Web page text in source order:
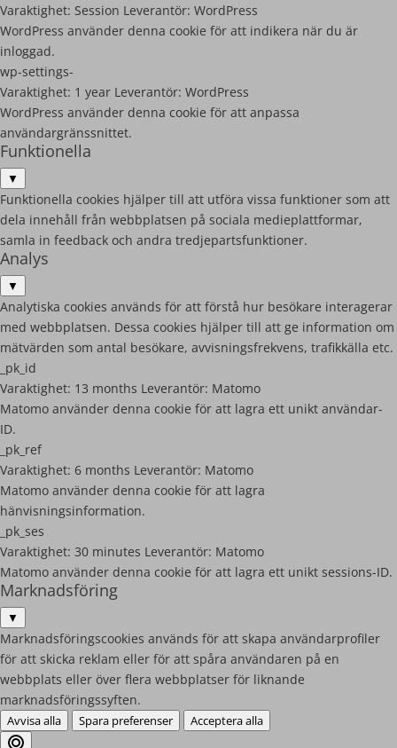
Varaktighet: Session Leverantör: WordPress
WordPress använder denna cookie för att indikera när du är
inloggad.
wp-settings-
Varaktighet: 1 year Leverantör: WordPress
WordPress använder denna cookie för att anpassa
användargränssnittet.
Funktionella
▼
Funktionella cookies hjälper till att utföra vissa funktioner som att
dela innehåll från webbplatsen på sociala medieplattformar,
samla in feedback och andra tredjepartsfunktioner.
Analys
▼
Analytiska cookies används för att förstå hur besökare interagerar
med webbplatsen. Dessa cookies hjälper till att ge information om
mätvärden som antal besökare, avvisningsfrekvens, trafikkälla etc.
_pk_id
Varaktighet: 13 months Leverantör: Matomo
Matomo använder denna cookie för att lagra ett unikt användar-
ID.
_pk_ref
Varaktighet: 6 months Leverantör: Matomo
Matomo använder denna cookie för att lagra
hänvisningsinformation.
_pk_ses
Varaktighet: 30 minutes Leverantör: Matomo
Matomo använder denna cookie för att lagra ett unikt sessions-ID.
Marknadsföring
▼
Marknadsföringscookies används för att skapa användarprofiler
för att skicka reklam eller för att spåra användaren på en
webbplats eller över flera webbplatser för liknande
marknadsföringssyften.
Avvisa alla Spara preferenser Acceptera alla